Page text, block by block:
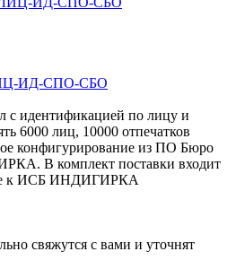
ИД-СПО-СБО
с идентификацией по лицу и
6000 лиц, 10000 отпечатков
конфигурирование из ПО Бюро
В комплект поставки входит
к ИСБ ИНДИГИРКА
свяжутся с вами и уточнят